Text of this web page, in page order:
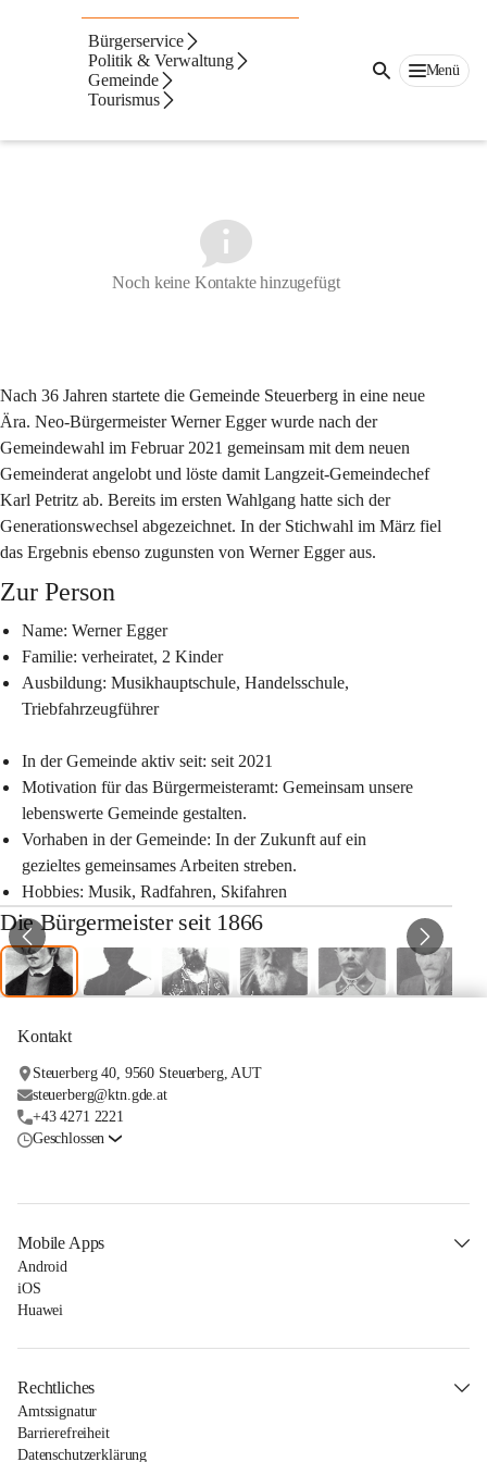
Bürgerservice
Politik & Verwaltung
Gemeinde
Tourismus
Menü
Bürgermeister
Bürgermeister Werner Egger
Noch keine Kontakte hinzugefügt
Nach 36 Jahren startete die Gemeinde Steuerberg in eine neue
Ära. Neo-Bürgermeister Werner Egger wurde nach der
Gemeindewahl im Februar 2021 gemeinsam mit dem neuen
Gemeinderat angelobt und löste damit Langzeit-Gemeindechef
Karl Petritz ab. Bereits im ersten Wahlgang hatte sich der
Generationswechsel abgezeichnet. In der Stichwahl im März fiel
das Ergebnis ebenso zugunsten von Werner Egger aus.
Zur Person
Name: Werner Egger
Familie: verheiratet, 2 Kinder
Ausbildung: Musikhauptschule, Handelsschule,
Triebfahrzeugführer
In der Gemeinde aktiv seit: seit 2021
Motivation für das Bürgermeisteramt: Gemeinsam unsere
lebenswerte Gemeinde gestalten.
Vorhaben in der Gemeinde: In der Zukunft auf ein
gezieltes gemeinsames Arbeiten streben.
Hobbies: Musik, Radfahren, Skifahren
Die Bürgermeister seit 1866
Kontakt
Steuerberg 40, 9560 Steuerberg, AUT
steuerberg@ktn.gde.at
+43 4271 2221
Geschlossen
Mobile Apps
Android
iOS
Huawei
Rechtliches
Amtssignatur
Barrierefreiheit
Datenschutzerklärung